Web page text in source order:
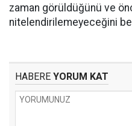
zaman görüldüğünü ve
nitelendirilemeyeceğini
HABERE YORUM KAT